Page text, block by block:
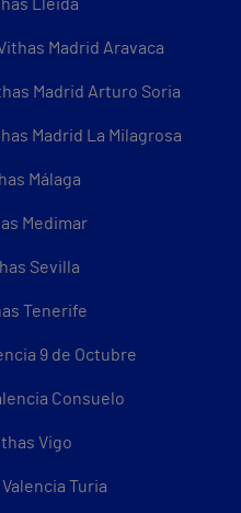
Lleida
Madrid Aravaca
Madrid Arturo Soria
Madrid La Milagrosa
Málaga
Medimar
Sevilla
Tenerife
9 de Octubre
Consuelo
Vigo
Turia